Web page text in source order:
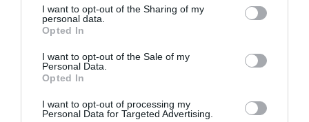
I want to opt-out of the Sharing of my
personal data.
Opted In
I want to opt-out of the Sale of my
Personal Data.
Opted In
I want to opt-out of processing my
Personal Data for Targeted Advertising.
respuesta inflamatoria, especialmente en contextos de
dietas hipercalóricas.
El estudio plantea la
necesidad de actualizar las guías
dietéticas a medida que se afianza el conocimiento
sobre el papel que tiene el microbioma en los efectos de